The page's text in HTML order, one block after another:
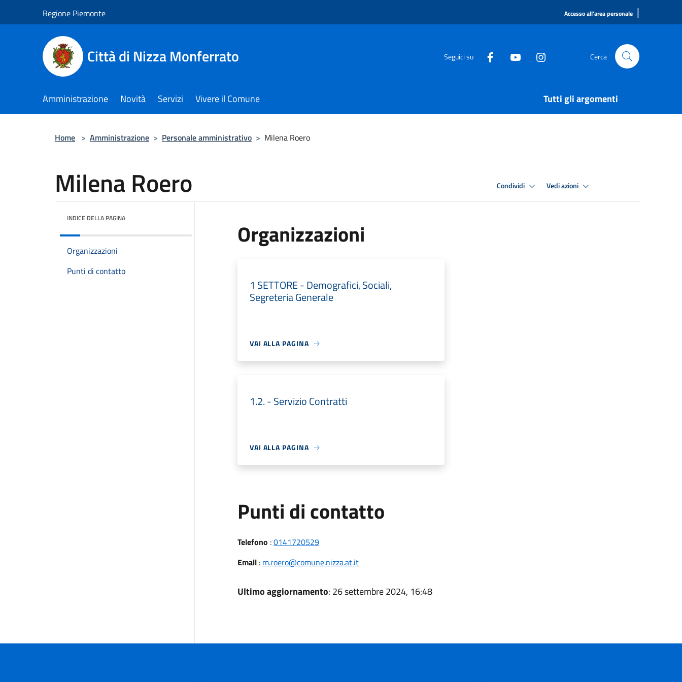
Regione Piemonte Accesso all'area personale |
Città di Nizza Monferrato Seguici su Cerca
Amministrazione Novità Servizi Vivere il Comune Tutti gli argomenti
Home > Amministrazione > Personale amministrativo > Milena Roero
Milena Roero Condividi Vedi azioni
INDICE DELLA PAGINA
Organizzazioni
Punti di contatto
Organizzazioni
1 SETTORE - Demografici, Sociali,
Segreteria Generale
VAI ALLA PAGINA
1.2. - Servizio Contratti
VAI ALLA PAGINA
Punti di contatto
Telefono :0141720529
Email: m.roero@comune.nizza.at.it
Ultimo aggiornamento: 26 settembre 2024, 16:48